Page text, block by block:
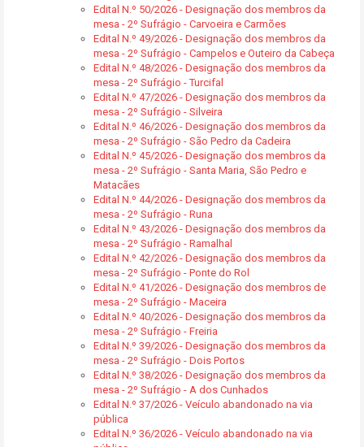
Edital N.º 50/2026 - Designação dos membros da
mesa - 2º Sufrágio - Carvoeira e Carmões
Edital N.º 49/2026 - Designação dos membros da
mesa - 2º Sufrágio - Campelos e Outeiro da Cabeça
Edital N.º 48/2026 - Designação dos membros da
mesa - 2º Sufrágio - Turcifal
Edital N.º 47/2026 - Designação dos membros da
mesa - 2º Sufrágio - Silveira
Edital N.º 46/2026 - Designação dos membros da
mesa - 2º Sufrágio - São Pedro da Cadeira
Edital N.º 45/2026 - Designação dos membros da
mesa - 2º Sufrágio - Santa Maria, São Pedro e
Matacães
Edital N.º 44/2026 - Designação dos membros da
mesa - 2º Sufrágio - Runa
Edital N.º 43/2026 - Designação dos membros da
mesa - 2º Sufrágio - Ramalhal
Edital N.º 42/2026 - Designação dos membros da
mesa - 2º Sufrágio - Ponte do Rol
Edital N.º 41/2026 - Designação dos membros de
mesa - 2º Sufrágio - Maceira
Edital N.º 40/2026 - Designação dos membros da
mesa - 2º Sufrágio - Freiria
Edital N.º 39/2026 - Designação dos membros da
mesa - 2º Sufrágio - Dois Portos
Edital N.º 38/2026 - Designação dos membros da
mesa - 2º Sufrágio - A dos Cunhados
Edital N.º 37/2026 - Veículo abandonado na via
pública
Edital N.º 36/2026 - Veículo abandonado na via